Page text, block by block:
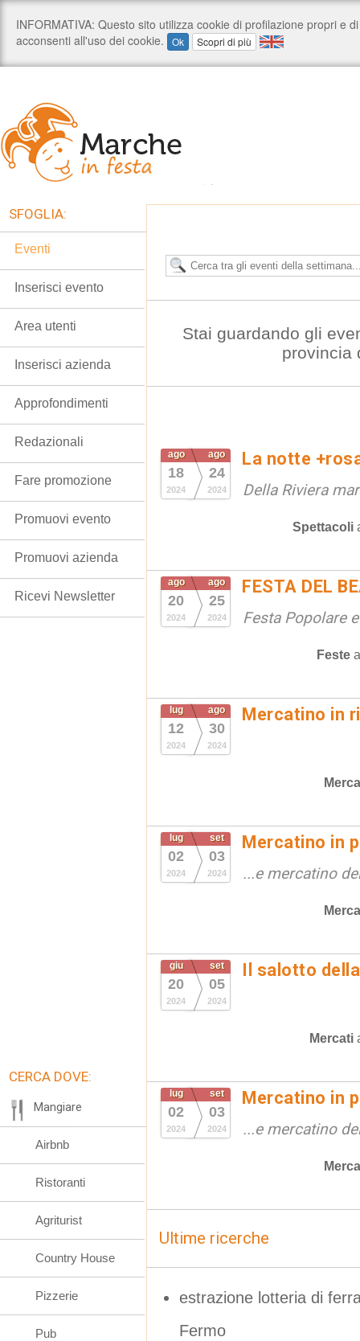
Stai guardando gli
provincia
ago
18
2024
ago
24
2024
La notte
Della Riviera
Spettacoli
ago
20
2024
ago
25
2024
FESTA DEL
Festa Popolare
Feste
lug
12
2024
ago
30
2024
Mercatino in
lug
02
2024
set
03
2024
Mercatino in
...e mercatino
giu
20
2024
set
05
2024
Il salotto
Mercati
lug
02
2024
set
03
2024
Mercatino in
...e mercatino
Ultime ricerche
estrazione lotteria di
Fermo
SFOGLIA:
Eventi
Inserisci evento
Area utenti
Inserisci azienda
Approfondimenti
Redazionali
Fare promozione
Promuovi evento
Promuovi azienda
Ricevi Newsletter
CERCA DOVE:
Mangiare
Airbnb
Ristoranti
Agriturist
Country House
Pizzerie
Pub